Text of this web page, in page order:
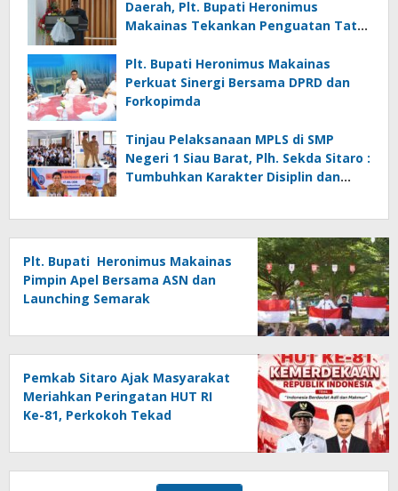
Daerah, Plt. Bupati Heronimus
Makainas Tekankan Penguatan Tata
Publik
Plt. Bupati Heronimus Makainas
Perkuat Sinergi Bersama DPRD dan
Forkopimda
Tinjau Pelaksanaan MPLS di SMP
Negeri 1 Siau Barat, Plh. Sekda Sitaro :
Tumbuhkan Karakter Disiplin dan
Plt. Bupati Heronimus Makainas
Pimpin Apel Bersama ASN dan
Launching Semarak
Pemkab Sitaro Ajak Masyarakat
Meriahkan Peringatan HUT RI
Ke-81, Perkokoh Tekad